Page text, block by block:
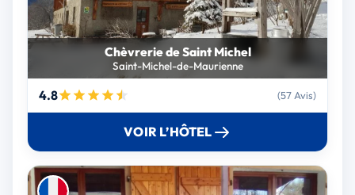
Chèvrerie de Saint Michel
Saint-Michel-de-Maurienne
4.8 (57 Avis)
VOIR L’HÔTEL